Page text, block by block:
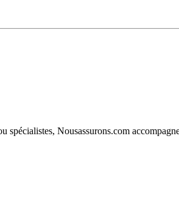
Nousassurons.com